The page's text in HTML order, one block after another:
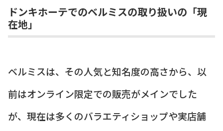
ドンキホーテでのベルミスの取り扱いの「現
在地」
ベルミスは、その人気と知名度の高さから、以
前はオンライン限定での販売がメインでした
が、現在は多くのバラエティショップや実店舗